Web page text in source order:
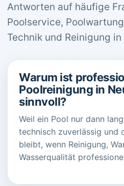
Antworten auf häufige
Poolservice,
Technik und Reinigung
Warum ist
Poolreinigung in
sinnvoll?
Weil ein Pool nur dann
technisch zuverlässig und
bleibt, wenn Reinigung,
Wasserqualität